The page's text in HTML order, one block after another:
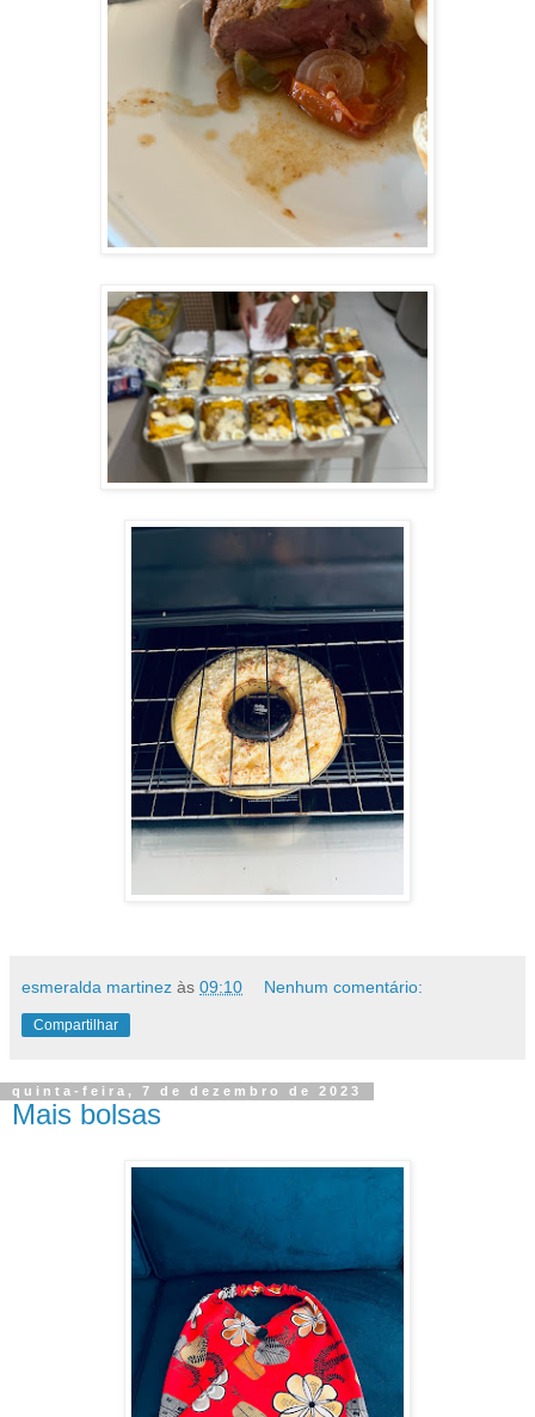
esmeralda martinez às 09:10 Nenhum comentário:
Compartilhar
quinta-feira, 7 de dezembro de 2023
Mais bolsas